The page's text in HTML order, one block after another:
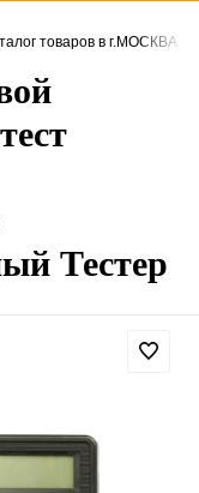
товаров в г.МОСКВА
Тестер